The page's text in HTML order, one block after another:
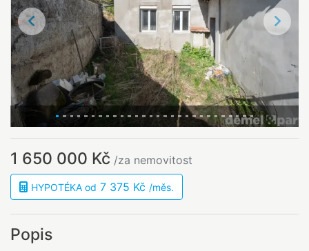
Předchozí Další
1 650 000 Kč /za nemovitost
HYPOTÉKA od 7 375 Kč /měs.
Popis